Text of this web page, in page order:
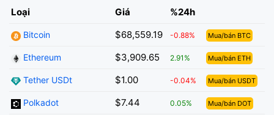
Loại Giá %24h
Bitcoin $68,559.19 -0.88% Mua/bán BTC
Ethereum $3,909.65 2.91% Mua/bán ETH
Tether USDt $1.00 -0.04% Mua/bán USDT
Polkadot $7.44 0.05% Mua/bán DOT